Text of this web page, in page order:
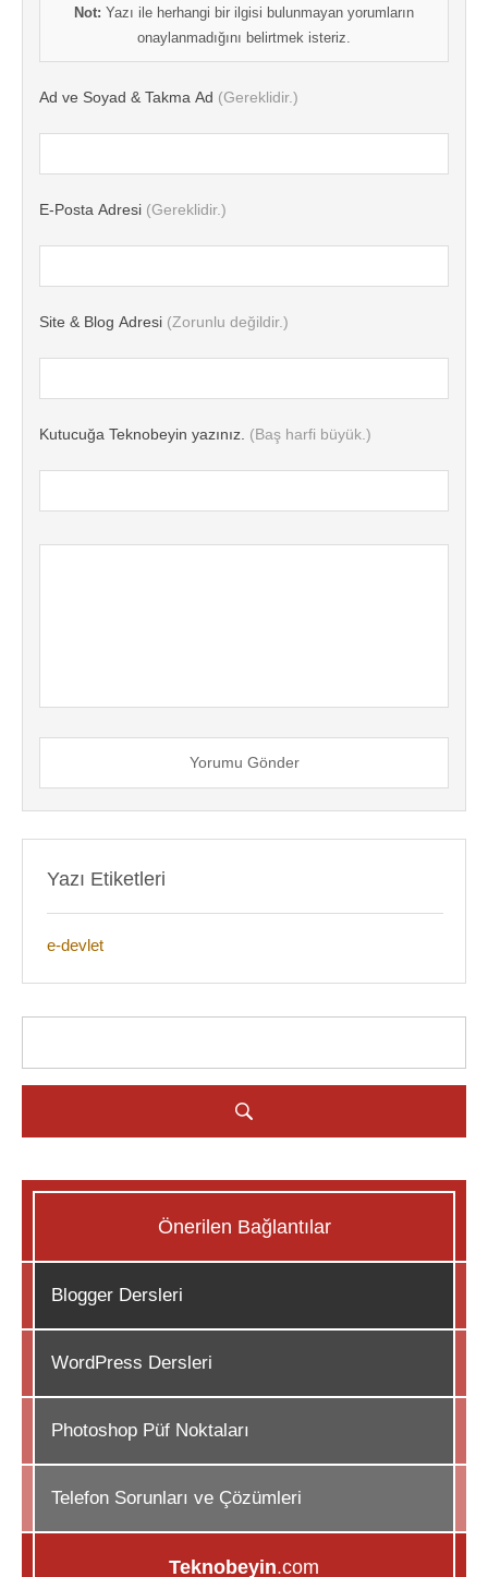
Not: Yazı ile herhangi bir ilgisi bulunmayan yorumların
onaylanmadığını belirtmek isteriz.
Ad ve Soyad & Takma Ad (Gereklidir.)
E-Posta Adresi (Gereklidir.)
Site & Blog Adresi (Zorunlu değildir.)
Kutucuğa Teknobeyin yazınız. (Baş harfi büyük.)
Yorumu Gönder
Yazı Etiketleri
e-devlet
Önerilen Bağlantılar
Blogger Dersleri
WordPress Dersleri
Photoshop Püf Noktaları
Telefon Sorunları ve Çözümleri
Teknobeyin.com